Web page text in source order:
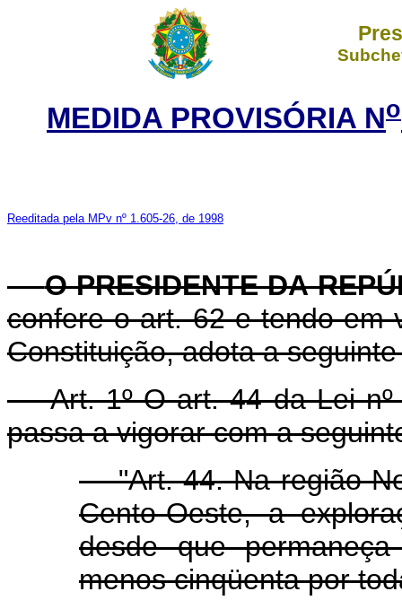
MEDIDA PROVISÓRIA No
Reeditada pela MPv nº 1.605-26, de 1998
O PRESIDENTE DA
confere o art. 62 e tendo em
Constituição, adota a
Art. 1º O art. 44 da Lei nº
passa a vigorar com a
"Art. 44. Na região
Cento-Oeste, a
desde que
menos cinqüenta por